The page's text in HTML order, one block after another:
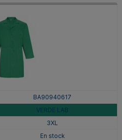
BA90940617
VERDE LAB
3XL
En stock